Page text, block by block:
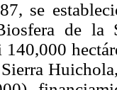
se
de la
140,000